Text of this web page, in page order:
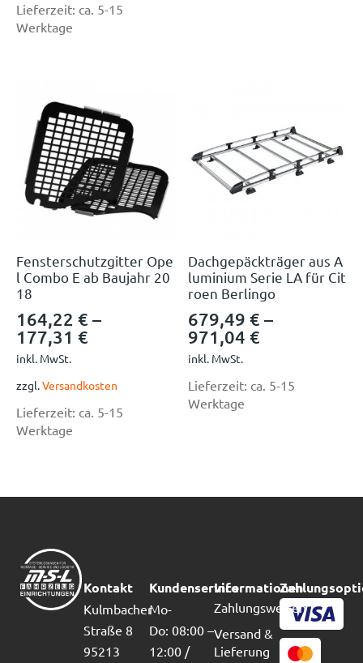
Lieferzeit: ca. 5-15
Werktage
Fensterschutzgitter Ope
l Combo E ab Baujahr 20
18
164,22 € –
177,31 €
inkl. MwSt.
zzgl.Versandkosten
Lieferzeit: ca. 5-15
Werktage
Dachgepäckträger aus A
luminium Serie LA für Cit
roen Berlingo
679,49€ –
971,04€
inkl. MwSt.
Lieferzeit: ca. 5-15
Werktage
Kontakt
Kulmbacher
Straße 8
95213
Kundenservice
Mo-
Do: 08:00 –
12:00 /
Informationen
Zahlungsweisen
Versand &
Lieferung